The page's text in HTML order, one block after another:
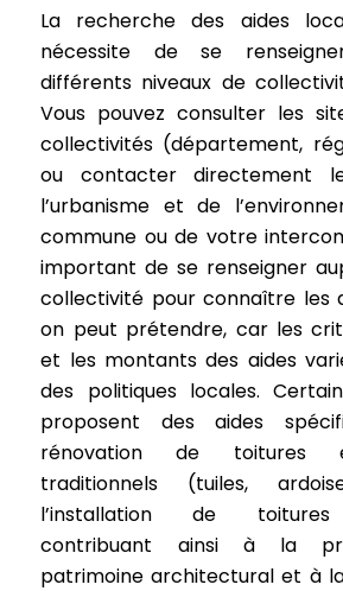
La recherche des aides
nécessite de se
différents niveaux de
Vous pouvez consulter les
collectivités (département,
ou contacter directement
l’urbanisme et de
commune ou de votre
important de se renseigner
collectivité pour connaître les
on peut prétendre, car les
et les montants des aides
des politiques locales.
proposent des aides
rénovation de toitures
traditionnels (tuiles,
l’installation de toitures
contribuant ainsi à la
patrimoine architectural et à